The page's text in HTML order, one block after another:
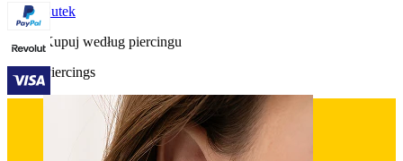
Sutek
Kupuj według piercingu
Piercings